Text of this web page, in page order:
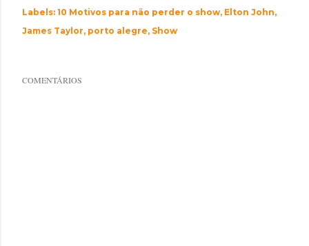
Labels: 10 Motivos para não perder o show Elton John
James Taylor porto alegre Show
COMENTÁRIOS